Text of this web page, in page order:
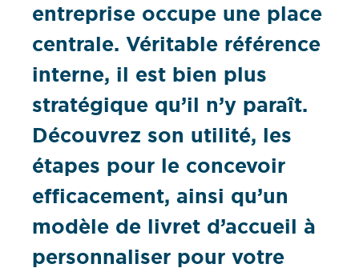
entreprise occupe une place
centrale. Véritable référence
interne, il est bien plus
stratégique qu’il n’y paraît.
Découvrez son utilité, les
étapes pour le concevoir
efficacement, ainsi qu’un
modèle de livret d’accueil à
personnaliser pour votre